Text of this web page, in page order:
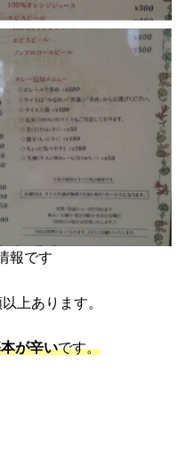
報です
上あります。
が辛いです。